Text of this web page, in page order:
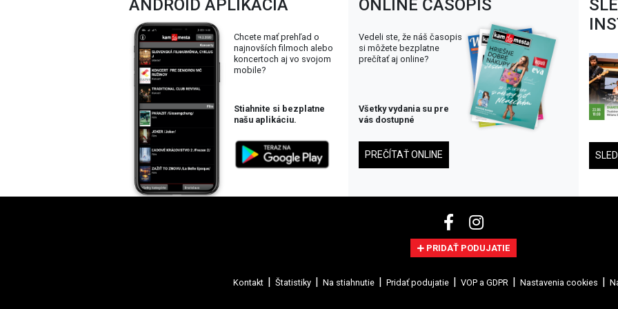
ANDROID APLIKÁCIA
Chcete mať prehľad o
najnovších filmoch alebo
koncertoch aj vo svojom
mobile?
Stiahnite si bezplatne
našu aplikáciu.
ONLINE ČASOPIS
Vedeli ste, že náš časopis
si môžete bezplatne
prečítať aj online?
Všetky vydania su pre
vás dostupné
PREČÍTAŤ ONLINE
PRIDAŤ PODUJATIE
Kontakt Štatistiky Na stiahnutie Pridať podujatie VOP a GDPR Nastavenia cookies